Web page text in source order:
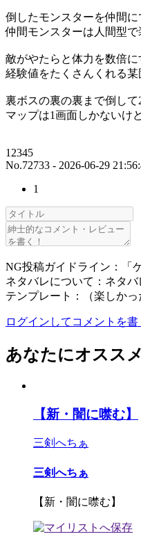
倒したモンスターを仲間に
仲間モンスターは人間型
敵がやたらと体力を数倍
経験値をたくさんくれる
裏ボスの裏の裏まで倒して
マップは1画面しかないけ
12345
No.72733 - 2026-06-29
1
NG投稿ガイドライン：「
ネタバレについて：ネタ
テンプレート：（楽しか
ログインしてコメントを書
あなたにオスス
【新・闇に噤む】
三剣へちぁ
三剣へちぁ
【新・闇に噤む】